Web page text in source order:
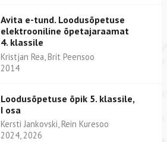
Avita e-tund. Loodusõpetuse
elektrooniline õpetajaraamat
4. klassile
Kristjan Rea, Brit Peensoo
2014
Loodusõpetuse õpik 5. klassile,
I osa
Kersti Jankovski, Rein Kuresoo
2024, 2026